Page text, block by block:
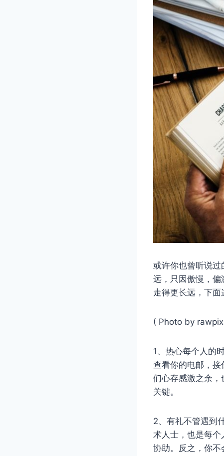
或许你也曾听说
远，只因傲慢，
走得更长远，下面
( Photo by
1、热心每个人的
查看你的电邮，
们心存感激之余
关键。
2、有礼不管遇到
术人士，也是每
协助。反之，你